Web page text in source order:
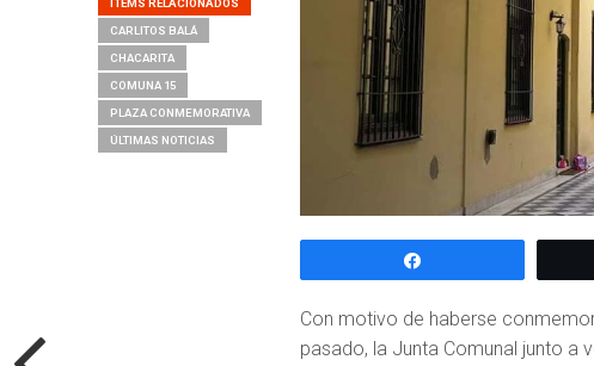
ITEMS RELACIONADOS
CARLITOS BALÁ
CHACARITA
COMUNA 15
PLAZA CONMEMORATIVA
ÚLTIMAS NOTICIAS
Con motivo de haberse
pasado, la Junta Comunal junto a